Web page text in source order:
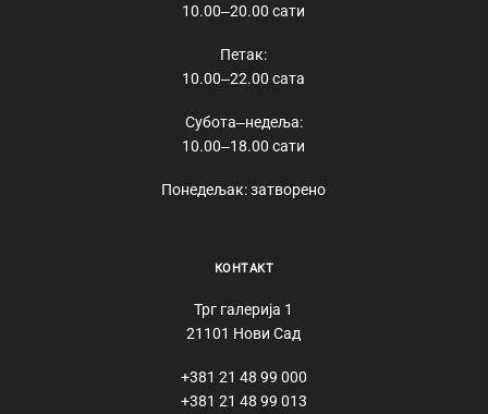
10.00‒20.00 сати
Петак:
10.00‒22.00 сата
Субота‒недеља:
10.00‒18.00 сати
Понедељак: затворено
КОНТАКТ
Трг галерија 1
21101 Нови Сад
+381 21 48 99 000
+381 21 48 99 013